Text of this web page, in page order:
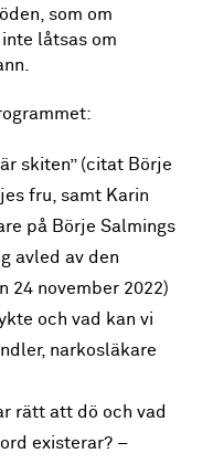
som om
låtsas om
skiten” (citat Börje
fru, samt Karin
på Börje Salmings
avled av den
24 november 2022)
och vad kan vi
narkosläkare
rätt att dö och vad
existerar? –